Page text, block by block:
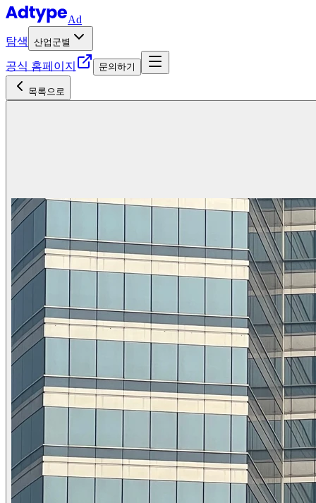
Ad
탐색
산업군별
공식 홈페이지 문의하기
목록으로